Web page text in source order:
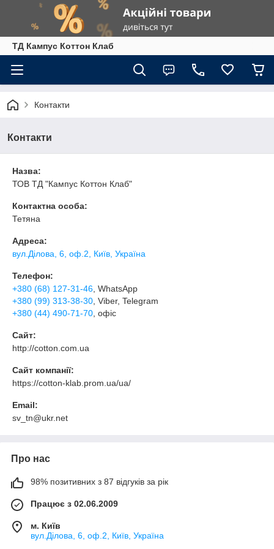
ТД Кампус Коттон Клаб
Контакти
Контакти
Назва:
ТОВ ТД "Кампус Коттон Клаб"
Контактна особа:
Тетяна
Адреса:
вул.Ділова, 6, оф.2, Київ, Україна
Телефон:
+380 (68) 127-31-46 , WhatsApp
+380 (99) 313-38-30 , Viber, Telegram
+380 (44) 490-71-70 , офіс
Сайт:
http://cotton.com.ua
Сайт компанії:
https://cotton-klab.prom.ua/ua/
Email:
sv_tn@ukr.net
Про нас
98% позитивних з 87 відгуків за рік
Працює з 02.06.2009
м. Київ
вул.Ділова, 6, оф.2, Київ, Україна